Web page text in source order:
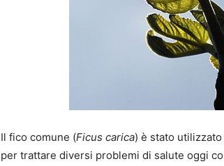
Il fico comune (Ficus carica) è stato
per trattare diversi problemi di salute oggi